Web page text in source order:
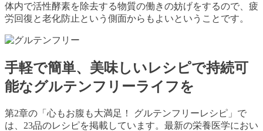
体内で活性酵素を除去する物質の働きの妨げをするので、疲
労回復と老化防止という側面からもよいということです。
手軽で簡単、美味しいレシピで持続可
能なグルテンフリーライフを
第2章の「心もお腹も大満足！ グルテンフリーレシピ」で
は、23品のレシピを掲載しています。最新の栄養医学におい